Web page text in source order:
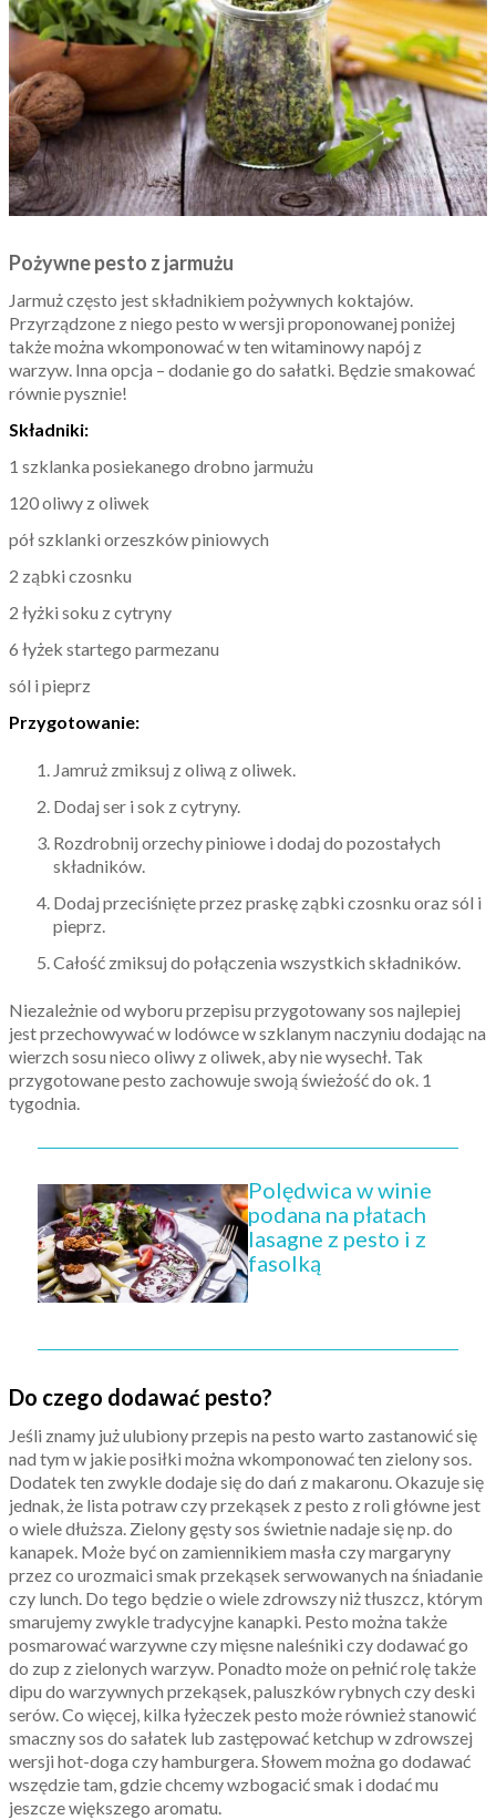
Pożywne pesto z jarmużu
Jarmuż często jest składnikiem pożywnych koktajów.
Przyrządzone z niego pesto w wersji proponowanej poniżej
także można wkomponować w ten witaminowy napój z
warzyw. Inna opcja – dodanie go do sałatki. Będzie smakować
równie pysznie!
Składniki:
1 szklanka posiekanego drobno jarmużu
120 oliwy z oliwek
pół szklanki orzeszków piniowych
2 ząbki czosnku
2 łyżki soku z cytryny
6 łyżek startego parmezanu
sól i pieprz
Przygotowanie:
Jamruż zmiksuj z oliwą z oliwek.
Dodaj ser i sok z cytryny.
Rozdrobnij orzechy piniowe i dodaj do pozostałych
składników.
Dodaj przeciśnięte przez praskę ząbki czosnku oraz sól i
pieprz.
Całość zmiksuj do połączenia wszystkich składników.
Niezależnie od wyboru przepisu przygotowany sos najlepiej
jest przechowywać w lodówce w szklanym naczyniu dodając na
wierzch sosu nieco oliwy z oliwek, aby nie wysechł. Tak
przygotowane pesto zachowuje swoją świeżość do ok. 1
tygodnia.
Polędwica w winie
podana na płatach
lasagne z pesto i z
fasolką
Do czego dodawać pesto?
Jeśli znamy już ulubiony przepis na pesto warto zastanowić się
nad tym w jakie posiłki można wkomponować ten zielony sos.
Dodatek ten zwykle dodaje się do dań z makaronu. Okazuje się
jednak, że lista potraw czy przekąsek z pesto z roli główne jest
o wiele dłuższa. Zielony gęsty sos świetnie nadaje się np. do
kanapek. Może być on zamiennikiem masła czy margaryny
przez co urozmaici smak przekąsek serwowanych na śniadanie
czy lunch. Do tego będzie o wiele zdrowszy niż tłuszcz, którym
smarujemy zwykle tradycyjne kanapki. Pesto można także
posmarować warzywne czy mięsne naleśniki czy dodawać go
do zup z zielonych warzyw. Ponadto może on pełnić rolę także
dipu do warzywnych przekąsek, paluszków rybnych czy deski
serów. Co więcej, kilka łyżeczek pesto może również stanowić
smaczny sos do sałatek lub zastępować ketchup w zdrowszej
wersji hot-doga czy hamburgera. Słowem można go dodawać
wszędzie tam, gdzie chcemy wzbogacić smak i dodać mu
jeszcze większego aromatu.